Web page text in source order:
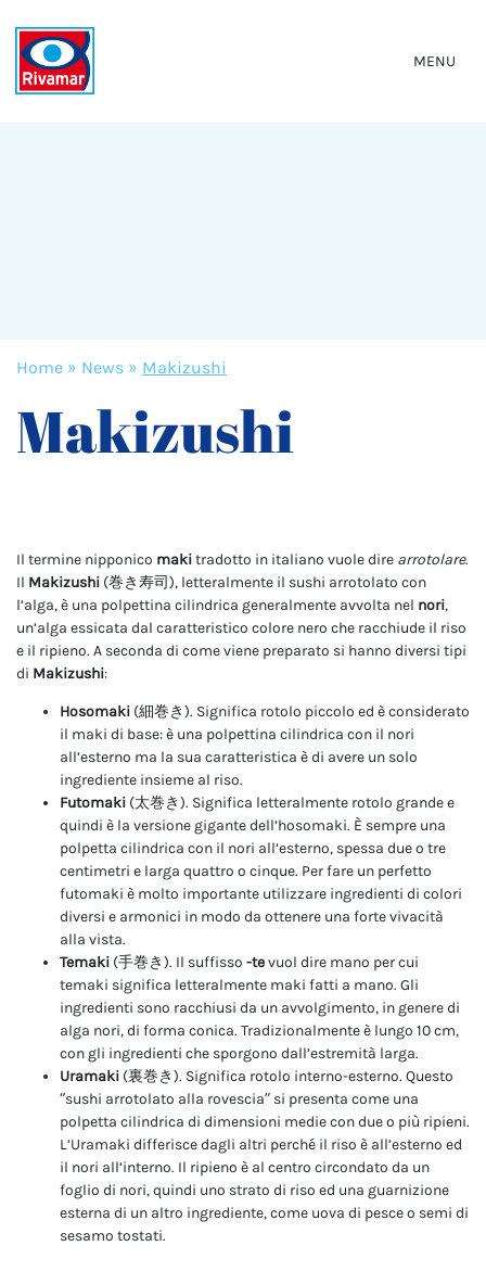
MENU
Home » News » Makizushi
Makizushi
Il termine nipponico makitradotto in italiano vuole dire arrotolare.
Il Makizushi (巻き寿司), letteralmente il sushi arrotolato con
l’alga, è una polpettina cilindrica generalmente avvolta nel nori,
un’alga essicata dal caratteristico colore nero che racchiude il riso
e il ripieno. A seconda di come viene preparato si hanno diversi tipi
di Makizushi:
Hosomaki (細巻き). Significa rotolo piccolo ed è considerato
il maki di base: è una polpettina cilindrica con il nori
all’esterno ma la sua caratteristica è di avere un solo
ingrediente insieme al riso.
Futomaki (太巻き). Significa letteralmente rotolo grande e
quindi è la versione gigante dell’hosomaki. È sempre una
polpetta cilindrica con il nori all’esterno, spessa due o tre
centimetri e larga quattro o cinque. Per fare un perfetto
futomaki è molto importante utilizzare ingredienti di colori
diversi e armonici in modo da ottenere una forte vivacità
alla vista.
Temaki (手巻き). Il suffisso -tevuol dire mano per cui
temaki significa letteralmente maki fatti a mano. Gli
ingredienti sono racchiusi da un avvolgimento, in genere di
alga nori, di forma conica. Tradizionalmente è lungo 10 cm,
con gli ingredienti che sporgono dall’estremità larga.
Uramaki (裏巻き). Significa rotolo interno-esterno. Questo
“sushi arrotolato alla rovescia” si presenta come una
polpetta cilindrica di dimensioni medie con due o più ripieni.
L’Uramaki differisce dagli altri perché il riso è all’esterno ed
il nori all’interno. Il ripieno è al centro circondato da un
foglio di nori, quindi uno strato di riso ed una guarnizione
esterna di un altro ingrediente, come uova di pesce o semi di
sesamo tostati.